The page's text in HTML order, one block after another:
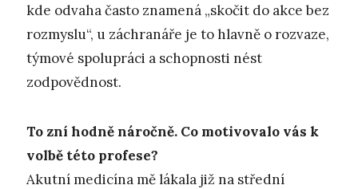
kde odvaha často znamená „skočit do akce bez
rozmyslu“, u záchranáře je to hlavně o rozvaze,
týmové spolupráci a schopnosti nést
zodpovědnost.
To zní hodně náročně. Co motivovalo vás k
volbě této profese?
Akutní medicína mě lákala již na střední